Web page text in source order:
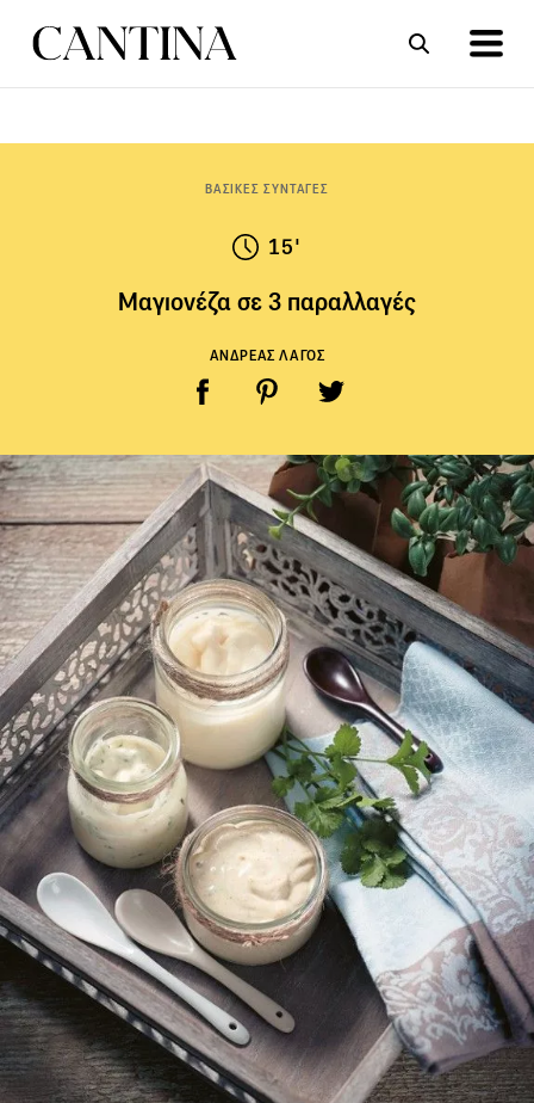
ΒΑΣΙΚΕΣ ΣΥΝΤΑΓΕΣ
15'
Μαγιονέζα σε 3 παραλλαγές
ΑΝΔΡΕΑΣ ΛΑΓΟΣ